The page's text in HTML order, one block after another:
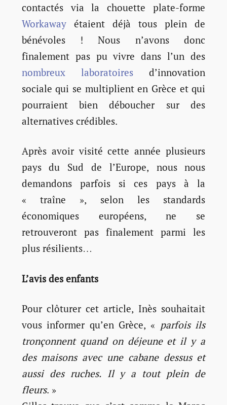
contactés via la chouette plate-forme
Workawayétaient déjà tous plein de
bénévoles ! Nous n’avons donc
finalement pas pu vivre dans l’un des
nombreux laboratoires d’innovation
sociale qui se multiplient en Grèce et qui
pourraient bien déboucher sur des
alternatives crédibles.
Après avoir visité cette année plusieurs
pays du Sud de l’Europe, nous nous
demandons parfois si ces pays à la
« traîne », selon les standards
économiques européens, ne se
retrouveront pas finalement parmi les
plus résilients…
L’avis des enfants
Pour clôturer cet article, Inès souhaitait
vous informer qu’en Grèce, « parfois ils
tronçonnent quand on déjeune et il y a
des maisons avec une cabane dessus et
aussi des ruches. Il y a tout plein de
fleurs. »